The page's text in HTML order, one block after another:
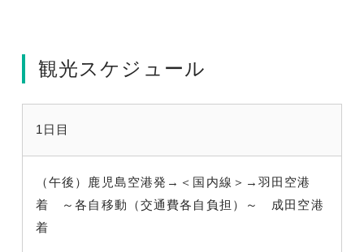
観光スケジュール
1日目
（午後）鹿児島空港発→＜国内線＞→羽田空港
着 ～各自移動（交通費各自負担）～ 成田空港
着